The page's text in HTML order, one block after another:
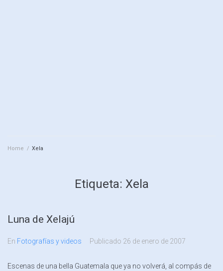
Home / Xela
Etiqueta: Xela
Luna de Xelajú
En Fotografías y videos Publicado 26 de enero de 2007
Escenas de una bella Guatemala que ya no volverá, al compás de